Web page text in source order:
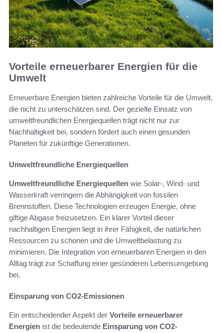
Vorteile erneuerbarer Energien für die
Umwelt
Erneuerbare Energien bieten zahlreiche Vorteile für die Umwelt,
die nicht zu unterschätzen sind. Der gezielte Einsatz von
umweltfreundlichen Energiequellen trägt nicht nur zur
Nachhaltigkeit bei, sondern fördert auch einen gesunden
Planeten für zukünftige Generationen.
Umweltfreundliche Energiequellen
Umweltfreundliche Energiequellen wie Solar-, Wind- und
Wasserkraft verringern die Abhängigkeit von fossilen
Brennstoffen. Diese Technologien erzeugen Energie, ohne
giftige Abgase freizusetzen. Ein klarer Vorteil dieser
nachhaltigen Energien liegt in ihrer Fähigkeit, die natürlichen
Ressourcen zu schonen und die Umweltbelastung zu
minimieren. Die Integration von erneuerbaren Energien in den
Alltag trägt zur Schaffung einer gesünderen Lebensumgebung
bei.
Einsparung von CO2-Emissionen
Ein entscheidender Aspekt der Vorteile erneuerbarer
Energien ist die bedeutende Einsparung von CO2-